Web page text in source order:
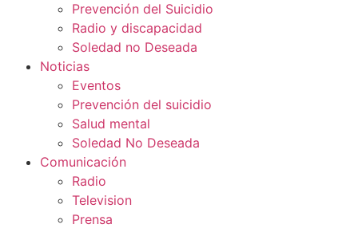
Prevención del Suicidio
Radio y discapacidad
Soledad no Deseada
Noticias
Eventos
Prevención del suicidio
Salud mental
Soledad No Deseada
Comunicación
Radio
Television
Prensa